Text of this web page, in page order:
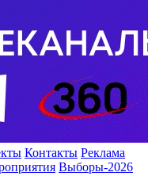
Контакты Реклама
Выборы-2026